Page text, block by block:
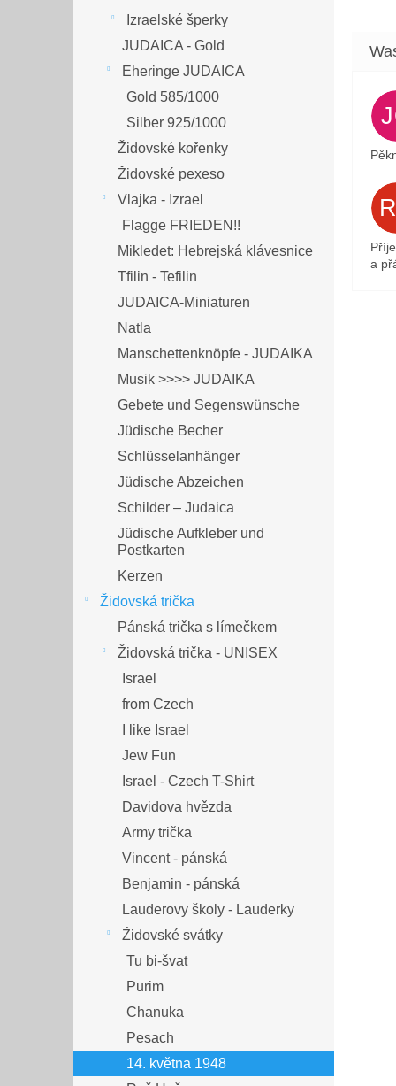
Izraelské šperky
JUDAICA - Gold
Eheringe JUDAICA
Gold 585/1000
Silber 925/1000
Židovské kořenky
Židovské pexeso
Vlajka - Izrael
Flagge FRIEDEN!!
Mikledet: Hebrejská klávesnice
Tfilin - Tefilin
JUDAICA-Miniaturen
Natla
Manschettenknöpfe - JUDAIKA
Musik >>>> JUDAIKA
Gebete und Segenswünsche
Jüdische Becher
Schlüsselanhänger
Jüdische Abzeichen
Schilder – Judaica
Jüdische Aufkleber und
Postkarten
Kerzen
Židovská trička
Pánská trička s límečkem
Židovská trička - UNISEX
Israel
from Czech
I like Israel
Jew Fun
Israel - Czech T-Shirt
Davidova hvězda
Army trička
Vincent - pánská
Benjamin - pánská
Lauderovy školy - Lauderky
Źidovské svátky
Tu bi-švat
Purim
Chanuka
Pesach
14. května 1948
a